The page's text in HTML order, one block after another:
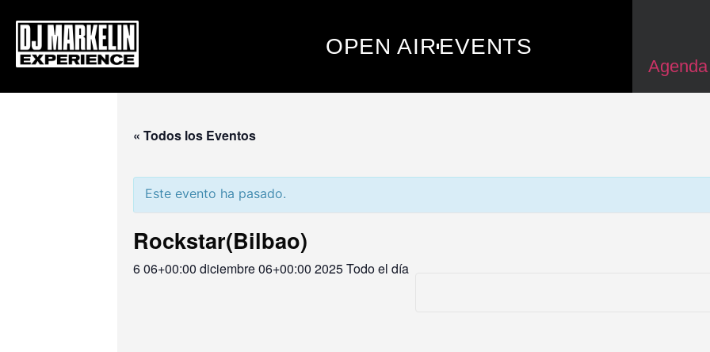
OPEN AIREVENTS
Agenda
« Todos los Eventos
Este evento ha pasado.
Rockstar(Bilbao)
6 06+00:00 diciembre 06+00:00 2025Todo el día